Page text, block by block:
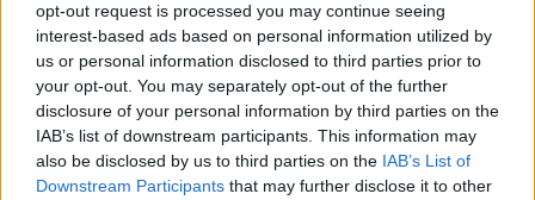
opt-out request is processed you may continue seeing
interest-based ads based on personal information utilized by
us or personal information disclosed to third parties prior to
your opt-out. You may separately opt-out of the further
disclosure of your personal information by third parties on the
IAB’s list of downstream participants. This information may
also be disclosed by us to third parties on the IAB’s List of
Downstream Participants that may further disclose it to other
και έλεγε ταυτόχρονα πολλές
λεπτομέρειες που αφορούν στην
προσωπική της ζωή. Εγώ αυτό είδα»,
σχολίασε αρχικά η Κατερίνα